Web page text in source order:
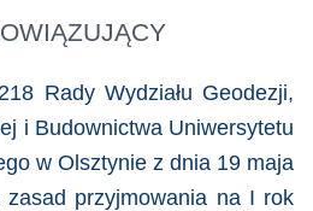
Rady Wydziału Geodezji,
i Budownictwa Uniwersytetu
w Olsztynie z dnia 19 maja
zasad przyjmowania na I rok